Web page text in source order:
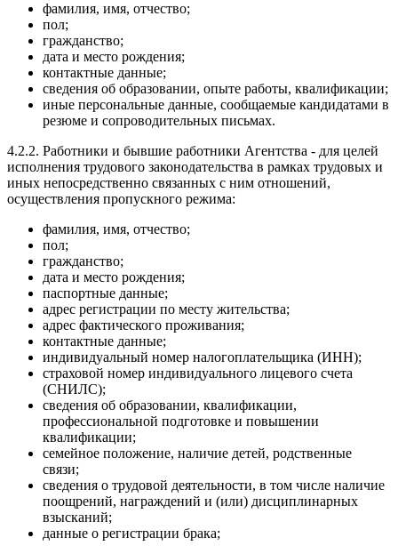
фамилия, имя, отчество;
пол;
гражданство;
дата и место рождения;
контактные данные;
сведения об образовании, опыте работы, квалификации;
иные персональные данные, сообщаемые кандидатами в
резюме и сопроводительных письмах.
4.2.2. Работники и бывшие работники Агентства - для целей
исполнения трудового законодательства в рамках трудовых и
иных непосредственно связанных с ним отношений,
осуществления пропускного режима:
фамилия, имя, отчество;
пол;
гражданство;
дата и место рождения;
паспортные данные;
адрес регистрации по месту жительства;
адрес фактического проживания;
контактные данные;
индивидуальный номер налогоплательщика (ИНН);
страховой номер индивидуального лицевого счета
(СНИЛС);
сведения об образовании, квалификации,
профессиональной подготовке и повышении
квалификации;
семейное положение, наличие детей, родственные
связи;
сведения о трудовой деятельности, в том числе наличие
поощрений, награждений и (или) дисциплинарных
взысканий;
данные о регистрации брака;